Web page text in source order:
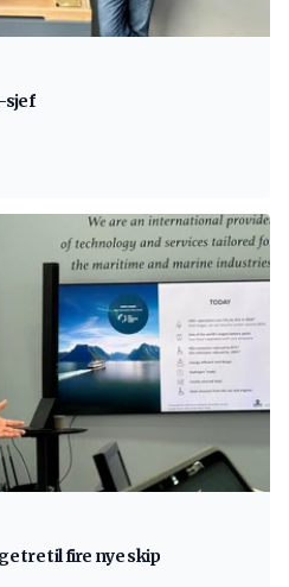
sjef
tre til fire nye skip